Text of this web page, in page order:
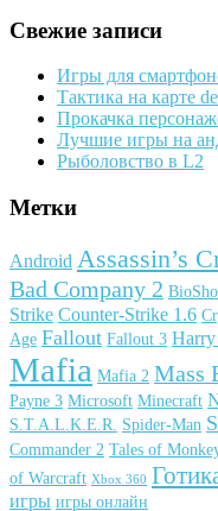
Свежие записи
Игры для
Тактика на карте
Прокачка
Лучшие игры на
Рыболовство в L2
Метки
Android Assassin’s
Bad Company 2
Strike Counter-Strike 1.6
Age Fallout Fallout 3 Harry
Mafia Mafia 2 Mass
Payne 3 Microsoft Minecraft
S.T.A.L.K.E.R. Spider-Man
Commander 2 Tales of
of Warcraft Xbox 360
игры игры онлайн